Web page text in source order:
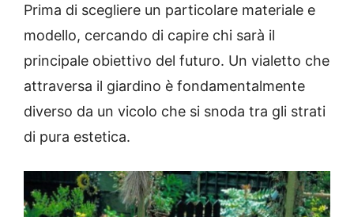
Prima di scegliere un particolare materiale e
modello, cercando di capire chi sarà il
principale obiettivo del futuro. Un vialetto che
attraversa il giardino è fondamentalmente
diverso da un vicolo che si snoda tra gli strati
di pura estetica.